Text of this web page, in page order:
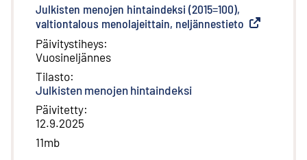
Julkisten menojen hintaindeksi (2015=100),
valtiontalous menolajeittain, neljännestieto Ulkoinen
Päivitystiheys:
Vuosineljännes
Tilasto:
Julkisten menojen hintaindeksi
Päivitetty:
12.9.2025
11mb